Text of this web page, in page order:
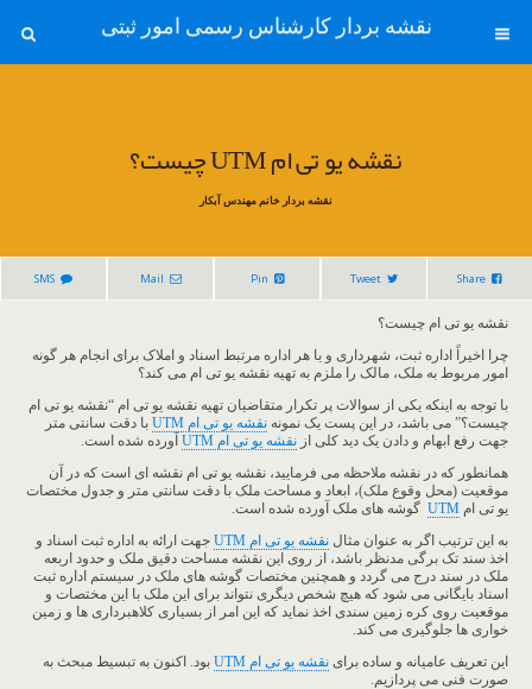
نقشه بردار کارشناس رسمی امور ثبتی
نقشه یو تی ام UTM چیست؟
نقشه بردار خانم مهندس آبکار
Share
Tweet
Pin
Mail
SMS
نقشه یو تی ام چیست؟
چرا اخیراً اداره ثبت، شهرداری و یا هر اداره مرتبط اسناد و املاک برای انجام هر گونه
امور مربوط به ملک، مالک را ملزم به تهیه نقشه یو تی ام می کند؟
با توجه به اینکه یکی از سوالات پر تکرار متقاضیان تهیه نقشه یو تی ام “نقشه یو تی ام
چیست؟” می باشد، در این پست یک نمونه نقشه یو تی ام UTM
با دقت سانتی متر
جهت رفع ابهام و دادن یک دید کلی از نقشه یو تی ام UTM
آورده شده است.
همانطور که در نقشه ملاحظه می فرمایید، نقشه یو تی ام نقشه ای است که در آن
موقعیت (محل وقوع ملک)، ابعاد و مساحت ملک با دقت سانتی متر و جدول مختصات
یو تی ام UTM گوشه های ملک آورده شده است.
به این ترتیب اگر به عنوان مثال نقشه یو تی ام UTM
جهت ارائه به اداره ثبت اسناد و
اخذ سند تک برگی مدنظر باشد، از روی این نقشه مساحت دقیق ملک و حدود اربعه
ملک در سند درج می گردد و همچنین مختصات گوشه های ملک در سیستم اداره ثبت
اسناد بایگانی می شود که هیچ شخص دیگری نتواند برای این ملک با این مختصات و
موقعیت روی کره زمین سندی اخذ نماید که این امر از بسیاری کلاهبرداری ها و زمین
خواری ها جلوگیری می کند.
این تعریف عامیانه و ساده برای نقشه یو تی ام UTM
بود. اکنون به تبسیط مبحث به
صورت فنی می پردازیم.